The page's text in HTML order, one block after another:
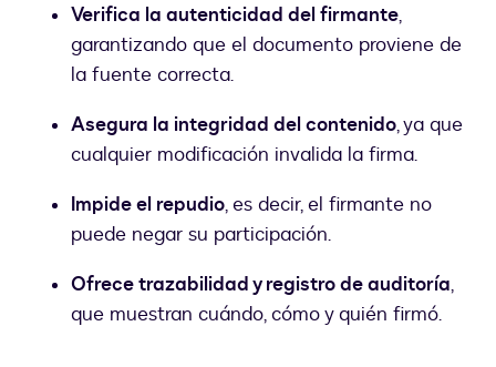
Verifica la autenticidad del firmante,
garantizando que el documento proviene de
la fuente correcta.
Asegura la integridad del contenido, ya que
cualquier modificación invalida la firma.
Impide el repudio, es decir, el firmante no
puede negar su participación.
Ofrece trazabilidad y registro de auditoría,
que muestran cuándo, cómo y quién firmó.